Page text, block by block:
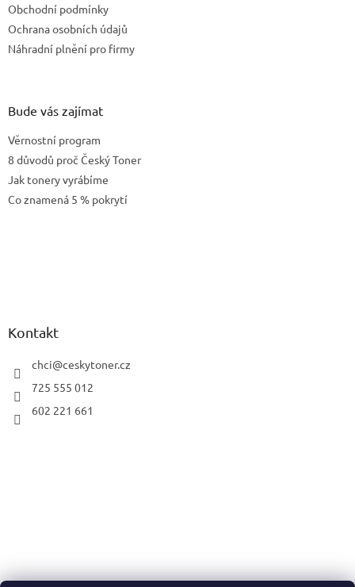
Obchodní podmínky
Ochrana osobních údajů
Náhradní plnění pro firmy
Bude vás zajímat
Věrnostní program
8 důvodů proč Český Toner
Jak tonery vyrábíme
Co znamená 5 % pokrytí
Kontakt
chci@ceskytoner.cz
725 555 012
602 221 661